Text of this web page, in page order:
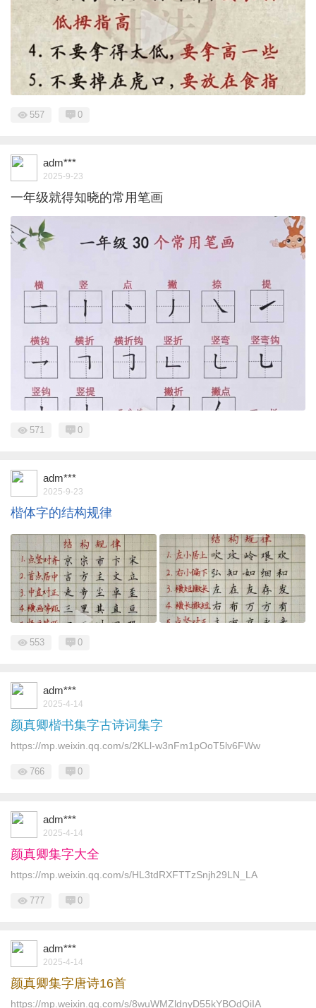
557 0
adm***
2025-9-23
一年级就得知晓的常用笔画
571 0
adm***
2025-9-23
楷体字的结构规律
553 0
adm***
2025-4-14
颜真卿楷书集字古诗词集字
https://mp.weixin.qq.com/s/2KLl-w3nFm1pOoT5lv6FWw
766 0
adm***
2025-4-14
颜真卿集字大全
https://mp.weixin.qq.com/s/HL3tdRXFTTzSnjh29LN_LA
777 0
adm***
2025-4-14
颜真卿集字唐诗16首
https://mp.weixin.qq.com/s/8wuWMZldnyD55kYBOdQiIA